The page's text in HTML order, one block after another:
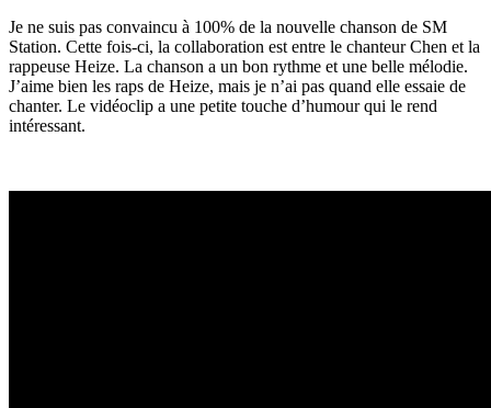
Je ne suis pas convaincu à 100% de la nouvelle chanson de SM
Station. Cette fois-ci, la collaboration est entre le chanteur Chen et la
rappeuse Heize. La chanson a un bon rythme et une belle mélodie.
J’aime bien les raps de Heize, mais je n’ai pas quand elle essaie de
chanter. Le vidéoclip a une petite touche d’humour qui le rend
intéressant.